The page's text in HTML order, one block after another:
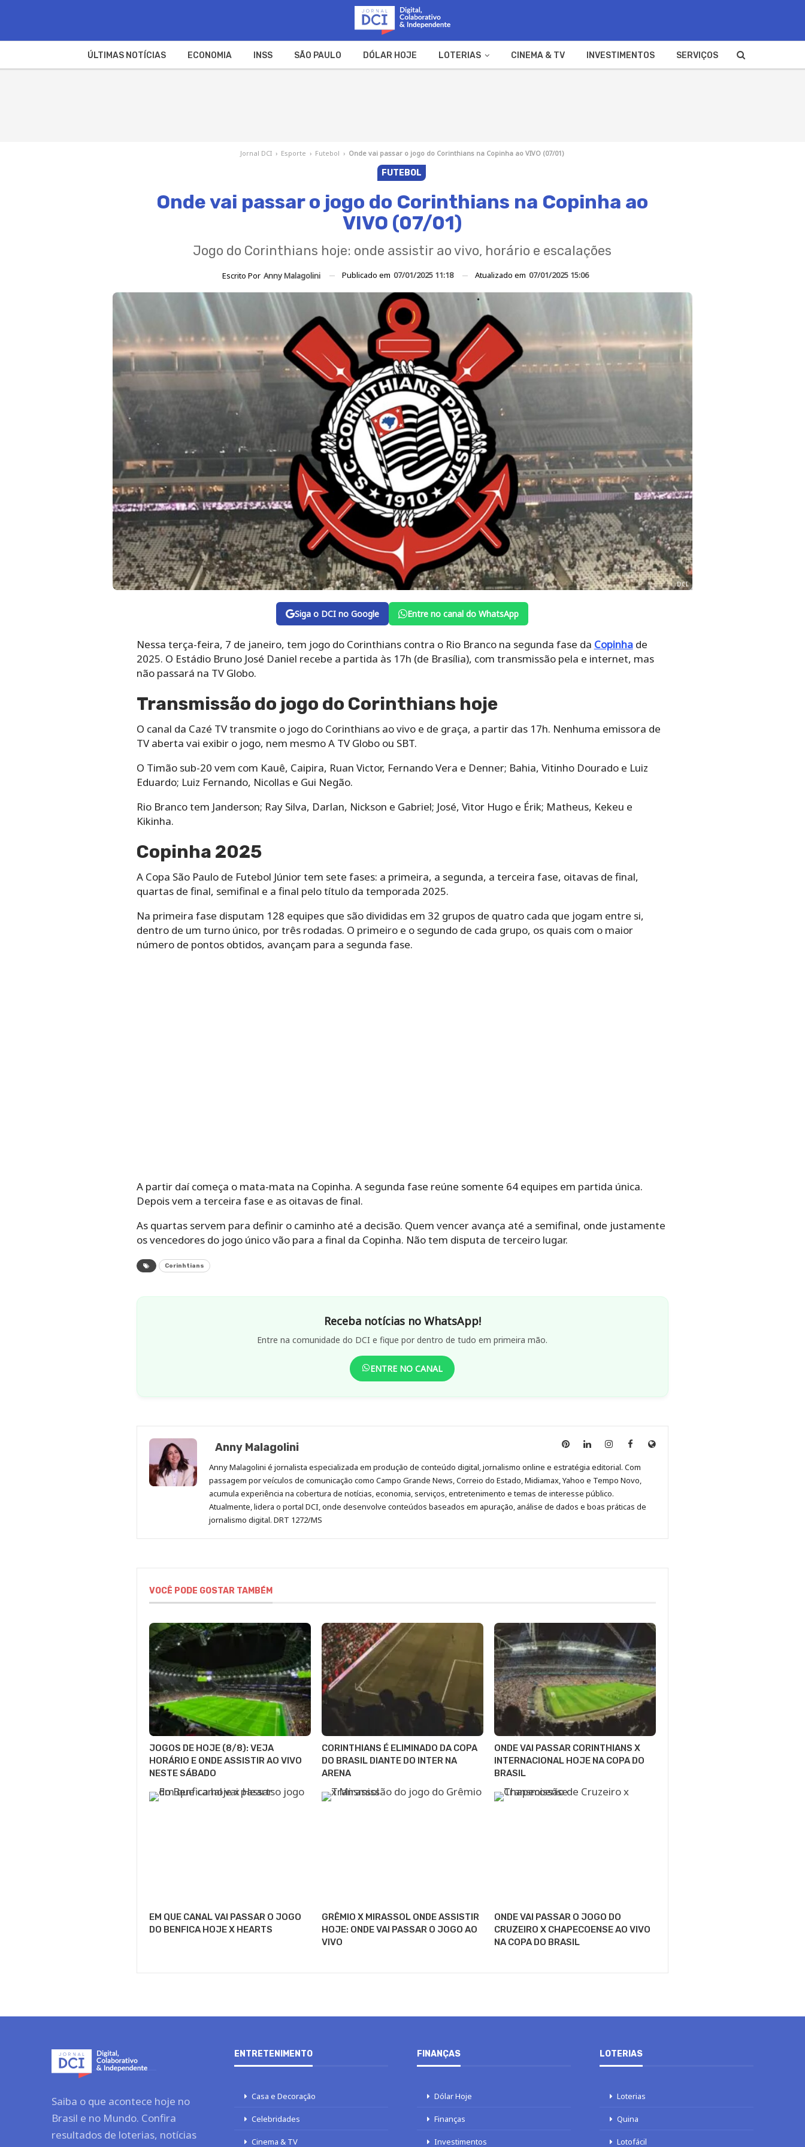
ÚLTIMAS NOTÍCIAS ECONOMIA INSS SÃO PAULO DÓLAR HOJE LOTERIAS CINEMA & TV INVESTIMENTOS SERVIÇOS
Jornal DCI › Esporte › Futebol › Onde vai passar o jogo do Corinthians na Copinha ao VIVO (07/01)
FUTEBOL
Onde vai passar o jogo do Corinthians na Copinha ao
VIVO (07/01)
Jogo do Corinthians hoje: onde assistir ao vivo, horário e escalações
Escrito Por Anny Malagolini Publicado em 07/01/2025 11:18 Atualizado em 07/01/2025 15:06
DCI
Siga o DCI no Google Entre no canal do WhatsApp
Nessa terça-feira, 7 de janeiro, tem jogo do Corinthians contra o Rio Branco na segunda fase da Copinhade
2025. O Estádio Bruno José Daniel recebe a partida às 17h (de Brasília), com transmissão pela e internet, mas
não passará na TV Globo.
Transmissão do jogo do Corinthians hoje
O canal da Cazé TV transmite o jogo do Corinthians ao vivo e de graça, a partir das 17h. Nenhuma emissora de
TV aberta vai exibir o jogo, nem mesmo A TV Globo ou SBT.
O Timão sub-20 vem com Kauê, Caipira, Ruan Victor, Fernando Vera e Denner; Bahia, Vitinho Dourado e Luiz
Eduardo; Luiz Fernando, Nicollas e Gui Negão.
Rio Branco tem Janderson; Ray Silva, Darlan, Nickson e Gabriel; José, Vitor Hugo e Érik; Matheus, Kekeu e
Kikinha.
Copinha 2025
A Copa São Paulo de Futebol Júnior tem sete fases: a primeira, a segunda, a terceira fase, oitavas de final,
quartas de final, semifinal e a final pelo título da temporada 2025.
Na primeira fase disputam 128 equipes que são divididas em 32 grupos de quatro cada que jogam entre si,
dentro de um turno único, por três rodadas. O primeiro e o segundo de cada grupo, os quais com o maior
número de pontos obtidos, avançam para a segunda fase.
A partir daí começa o mata-mata na Copinha. A segunda fase reúne somente 64 equipes em partida única.
Depois vem a terceira fase e as oitavas de final.
As quartas servem para definir o caminho até a decisão. Quem vencer avança até a semifinal, onde justamente
os vencedores do jogo único vão para a final da Copinha. Não tem disputa de terceiro lugar.
Corinhtians
Receba notícias no WhatsApp!
Entre na comunidade do DCI e fique por dentro de tudo em primeira mão.
ENTRE NO CANAL
Anny Malagolini
Anny
no
Pinterest
Anny
no
LinkedIn
Anny
no
Instagram
Anny
no
Facebook
Site
Anny Malagolini é jornalista especializada em produção de conteúdo digital, jornalismo online e estratégia editorial. Com
passagem por veículos de comunicação como Campo Grande News, Correio do Estado, Midiamax, Yahoo e Tempo Novo,
acumula experiência na cobertura de notícias, economia, serviços, entretenimento e temas de interesse público.
Atualmente, lidera o portal DCI, onde desenvolve conteúdos baseados em apuração, análise de dados e boas práticas de
jornalismo digital. DRT 1272/MS
VOCÊ PODE GOSTAR TAMBÉM
JOGOS DE HOJE (8/8): VEJA
HORÁRIO E ONDE ASSISTIR AO VIVO
NESTE SÁBADO
CORINTHIANS É ELIMINADO DA COPA
DO BRASIL DIANTE DO INTER NA
ARENA
ONDE VAI PASSAR CORINTHIANS X
INTERNACIONAL HOJE NA COPA DO
BRASIL
EM QUE CANAL VAI PASSAR O JOGO
DO BENFICA HOJE X HEARTS
GRÊMIO X MIRASSOL ONDE ASSISTIR
HOJE: ONDE VAI PASSAR O JOGO AO
VIVO
ONDE VAI PASSAR O JOGO DO
CRUZEIRO X CHAPECOENSE AO VIVO
NA COPA DO BRASIL
Saiba o que acontece hoje no
Brasil e no Mundo. Confira
resultados de loterias, notícias
ENTRETENIMENTO
Casa e Decoração
Celebridades
Cinema & TV
FINANÇAS
Dólar Hoje
Finanças
Investimentos
LOTERIAS
Loterias
Quina
Lotofácil